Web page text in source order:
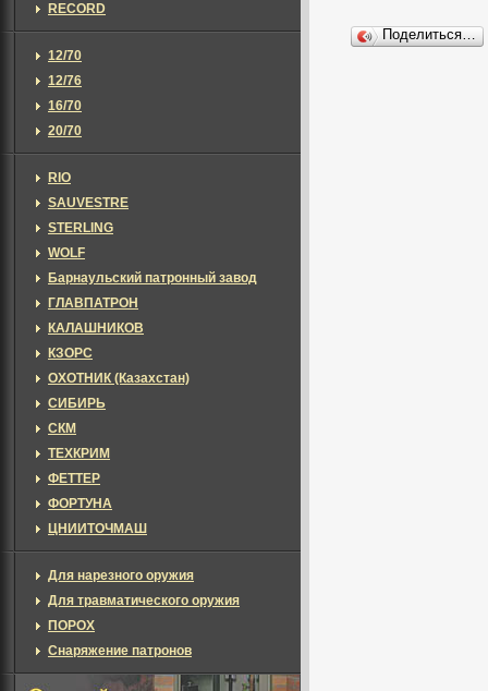
Поделиться…
RECORD
12/70
12/76
16/70
20/70
RIO
SAUVESTRE
STERLING
WOLF
Барнаульский патронный завод
ГЛАВПАТРОН
КАЛАШНИКОВ
КЗОРС
ОХОТНИК (Казахстан)
СИБИРЬ
СКМ
ТЕХКРИМ
ФЕТТЕР
ФОРТУНА
ЦНИИТОЧМАШ
Для нарезного оружия
Для травматического оружия
ПОРОХ
Снаряжение патронов